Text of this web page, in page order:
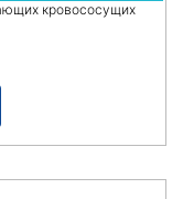
кровососущих